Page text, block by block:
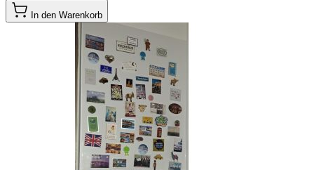
In den Warenkorb